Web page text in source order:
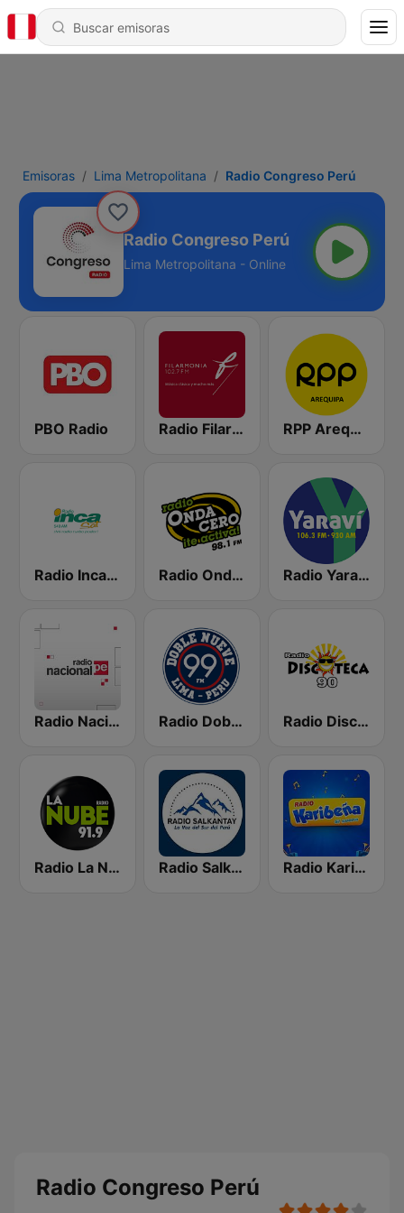
Emisoras Lima Metropolitana Radio Congreso Perú
Radio Congreso Perú
Lima Metropolitana - Online
PBO Radio Radio Filarmonía RPP Arequipa
Radio Inca Sat Radio Onda Cero Radio Yaravi Arequipa
Radio Nacional Radio Doble Nueve Radio Discoteca 90
Radio La Nube Radio Salkantay Radio Karibeña
Radio Congreso Perú